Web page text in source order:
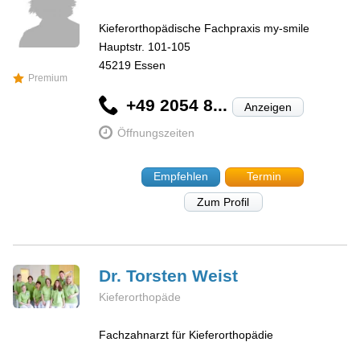
Premium
Kieferorthopädische Fachpraxis my-smile
Hauptstr. 101-105
45219 Essen
+49 2054 8... Anzeigen
Öffnungszeiten
Empfehlen
Termin
Zum Profil
Dr. TorstenWeist
Kieferorthopäde
Fachzahnarzt für Kieferorthopädie